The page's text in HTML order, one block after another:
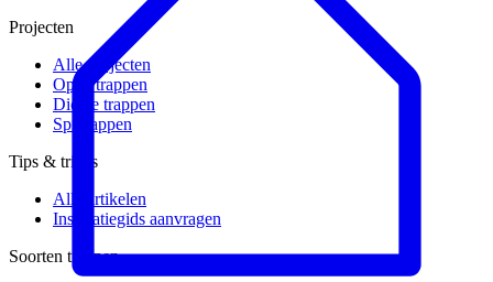
Projecten
Alle projecten
Open trappen
Dichte trappen
Spiltrappen
Tips & tricks
Alle artikelen
Inspiratiegids aanvragen
Soorten trappen